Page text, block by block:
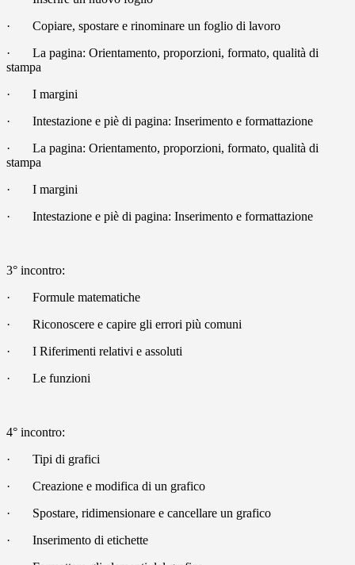
· Copiare, spostare e rinominare un foglio di lavoro
· La pagina: Orientamento, proporzioni, formato, qualità di
stampa
· I margini
· Intestazione e piè di pagina: Inserimento e formattazione
· La pagina: Orientamento, proporzioni, formato, qualità di
stampa
· I margini
· Intestazione e piè di pagina: Inserimento e formattazione
3° incontro:
· Formule matematiche
· Riconoscere e capire gli errori più comuni
· I Riferimenti relativi e assoluti
· Le funzioni
4° incontro:
· Tipi di grafici
· Creazione e modifica di un grafico
· Spostare, ridimensionare e cancellare un grafico
· Inserimento di etichette